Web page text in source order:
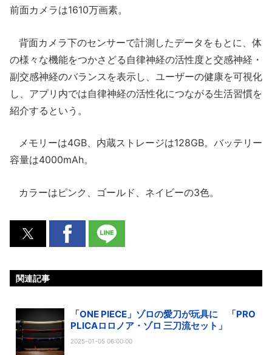
前面カメラは1610万画素。
背面カメラ下のセンサーで計測したデータをもとに、体
の様々な機能をつかさどる自律神経の活性度と交感神経・
副交感神経のバランスを表示し、ユーザーの健康を可視化
し、アプリ内では自律神経の活性化につながる生活習慣を
紹介するという。
メモリーは4GB、内蔵ストレージは128GB。バッテリー
容量は4000mAh。
カラーはピンク、ゴールド、ネイビーの3色。
関連記事
「ONE PIECE」ゾロの愛刀が玩具に 「PRO
PLICAロロノア・ゾロ 三刀流セット」
2025-01-05 06:00:00